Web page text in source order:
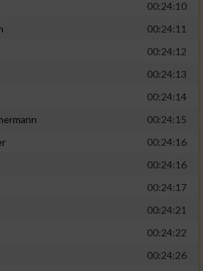
00:24:10
00:24:11
00:24:12
00:24:13
00:24:14
00:24:15
00:24:16
00:24:16
00:24:17
00:24:21
00:24:22
00:24:26